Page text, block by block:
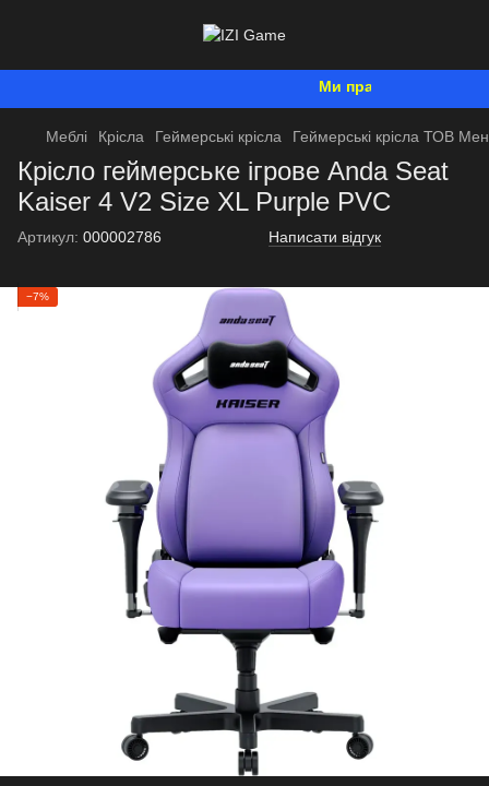
Ми працюємо. Все буде
Меблі Крісла Геймерські крісла Геймерські крісла ТОВ
Крісло геймерське ігрове Anda Seat
Kaiser 4 V2 Size XL Purple PVC
Артикул: 000002786 Написати відгук
−7%